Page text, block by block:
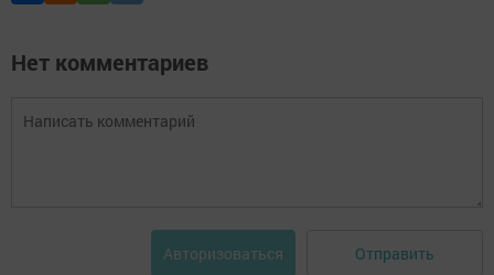
Нет комментариев
Авторизоваться Отправить